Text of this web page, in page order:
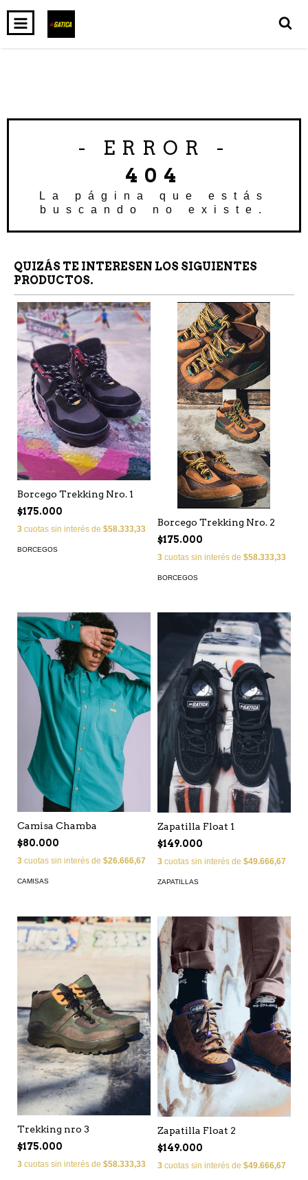
INICIO 0
- ERROR -
404
La página que estás
buscando no existe.
QUIZÁS TE INTERESEN LOS SIGUIENTES
PRODUCTOS.
Borcego Trekking Nro. 1
$175.000
3 cuotas sin interés de $58.333,33
BORCEGOS
Borcego Trekking Nro. 2
$175.000
3 cuotas sin interés de $58.333,33
BORCEGOS
Camisa Chamba
$80.000
3 cuotas sin interés de $26.666,67
CAMISAS
Zapatilla Float 1
$149.000
3 cuotas sin interés de $49.666,67
ZAPATILLAS
Trekking nro 3
$175.000
3 cuotas sin interés de $58.333,33
Zapatilla Float 2
$149.000
3 cuotas sin interés de $49.666,67